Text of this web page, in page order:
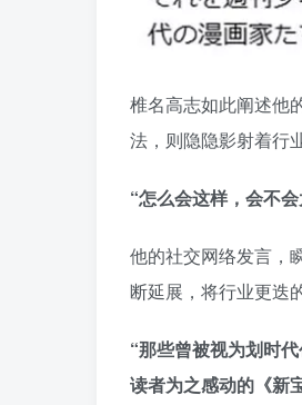
椎名高志如此阐述他
法，则隐隐影射着行
“怎么会这样，会不
他的社交网络发言，
断延展，将行业更迭
“那些曾被视为划时
读者为之感动的《新